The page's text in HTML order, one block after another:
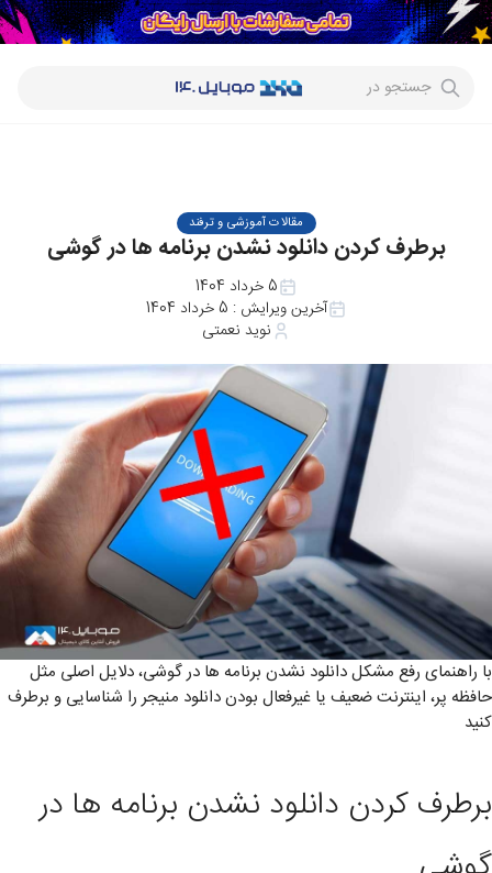
جستجو در
مقالات آموزشی و ترفند
برطرف کردن دانلود نشدن برنامه ها در گوشی
5 خرداد 1404
آخرین ویرایش : 5 خرداد 1404
نوید نعمتی
با راهنمای رفع مشکل دانلود نشدن برنامه ها در گوشی، دلایل اصلی مثل
حافظه پر، اینترنت ضعیف یا غیرفعال بودن دانلود منیجر را شناسایی و برطرف
کنید
برطرف کردن دانلود نشدن برنامه ها در